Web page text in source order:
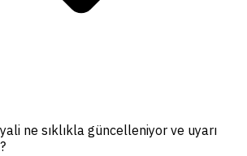
ne sıklıkla güncelleniyor ve uyarı